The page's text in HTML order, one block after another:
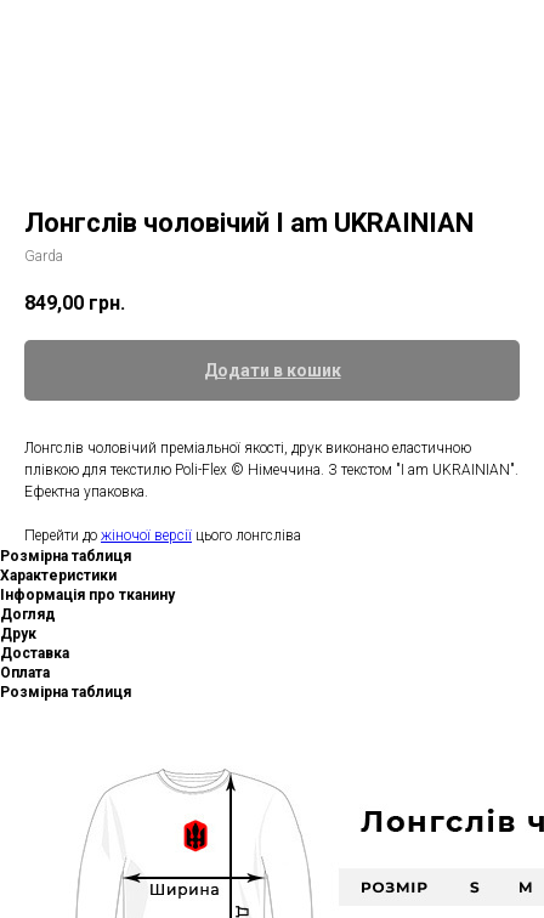
Лонгслів чоловічий I am UKRAINIAN
Garda
849,00 грн.
Додати в кошик
Лонгслів чоловічий преміальної якості, друк виконано еластичною
плівкою для текстилю Poli-Flex © Німеччина. З текстом "I am UKRAINIAN".
Ефектна упаковка.
Перейти до жіночої версії цього лонгсліва
Розмірна таблиця
Характеристики
Інформація про тканину
Догляд
Друк
Доставка
Оплата
Розмірна таблиця